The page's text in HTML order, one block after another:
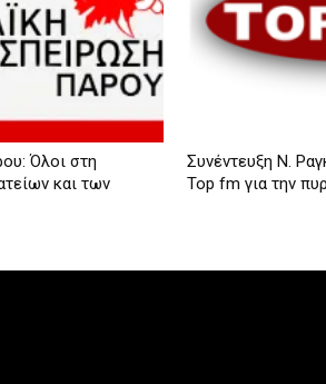
Όλοι στη
και των
Συνέντευξη Ν.
Top fm για την